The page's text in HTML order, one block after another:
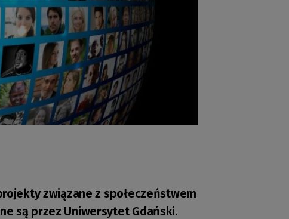
związane z społeczeństwem
są przez Uniwersytet Gdański.